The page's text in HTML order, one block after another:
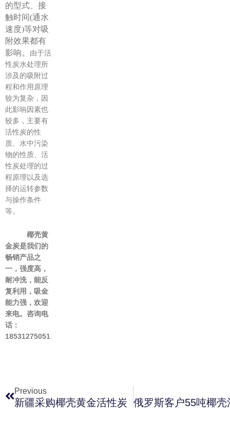
的型式、接
触时间(通水
速度)等对吸
附效果都有
影响。
由于活
性炭水处理所
涉及的吸附过
程和作用原理
较为复杂，因
此影响因素也
较多，主要有
活性炭的性
质、水中污染
物的性质、活
性炭处理的过
程原理以及选
择的运转参数
与操作条件
等。
椰壳黄
金炭是我们的
畅销产品之
一，强度高，
耐冲洗，能反
复利用，吸金
能力强，欢迎
来电。咨询电
话：
18531275051
Previous
新疆采购椰壳黄金活性炭